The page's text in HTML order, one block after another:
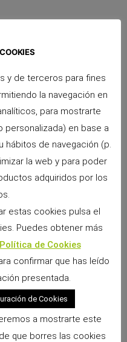
heno para conejos
pequeños herbívoros. Este
de
y a tu mascota,
de vuestra relación a que
vida plena, larga y feliz.
y de terceros para fines
la navegación en
para mostrarte
personalizada) en base a
hábitos de navegación (p.
la web y para poder
adquiridos por los
estas cookies pulsa el
Puedes obtener más
Política de Cookies
confirmar que has leído
presentada.
de Cookies
a mostrarte este
que borres las cookies